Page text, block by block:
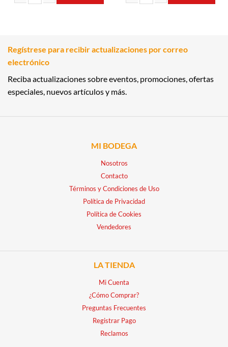
Regístrese para recibir actualizaciones por correo
electrónico
Reciba actualizaciones sobre eventos, promociones, ofertas
especiales, nuevos artículos y más.
MI BODEGA
Nosotros
Contacto
Términos y Condiciones de Uso
Política de Privacidad
Política de Cookies
Vendedores
LA TIENDA
Mi Cuenta
¿Cómo Comprar?
Preguntas Frecuentes
Registrar Pago
Reclamos